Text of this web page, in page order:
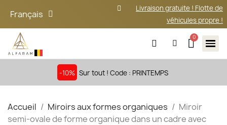
Français
Livraison gratuite ! Flotte de
véhicules propre !
-10% Sur tout ! Code : PRINTEMPS
Accueil Miroirs aux formes organiques
Miroir
semi-ovale de forme organique dans un cadre avec